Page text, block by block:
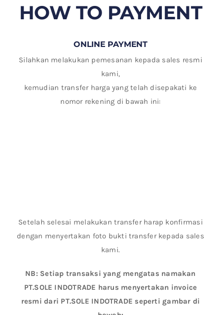
HOW TO PAYMENT
ONLINE PAYMENT
Silahkan melakukan pemesanan kepada sales resmi
kami,
kemudian transfer harga yang telah disepakati ke
nomor rekening di bawah ini:
Setelah selesai melakukan transfer harap konfirmasi
dengan menyertakan foto bukti transfer kepada sales
kami.
NB: Setiap transaksi yang mengatas namakan
PT.SOLE INDOTRADE harus menyertakan invoice
resmi dari PT.SOLE INDOTRADE seperti gambar di